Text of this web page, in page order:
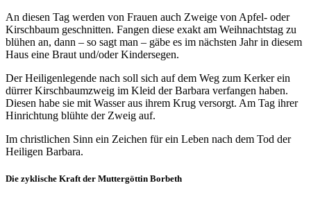
An diesen Tag werden von Frauen auch Zweige von Apfel- oder
Kirschbaum geschnitten. Fangen diese exakt am Weihnachtstag zu
blühen an, dann – so sagt man – gäbe es im nächsten Jahr in diesem
Haus eine Braut und/oder Kindersegen.
Der Heiligenlegende nach soll sich auf dem Weg zum Kerker ein
dürrer Kirschbaumzweig im Kleid der Barbara verfangen haben.
Diesen habe sie mit Wasser aus ihrem Krug versorgt. Am Tag ihrer
Hinrichtung blühte der Zweig auf.
Im christlichen Sinn ein Zeichen für ein Leben nach dem Tod der
Heiligen Barbara.
Die zyklische Kraft der Muttergöttin Borbeth